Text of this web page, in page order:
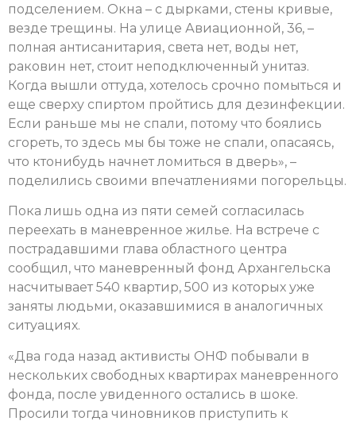
подселением. Окна – с дырками, стены кривые,
везде трещины. На улице Авиационной, 36, –
полная антисанитария, света нет, воды нет,
раковин нет, стоит неподключенный унитаз.
Когда вышли оттуда, хотелось срочно помыться и
еще сверху спиртом пройтись для дезинфекции.
Если раньше мы не спали, потому что боялись
сгореть, то здесь мы бы тоже не спали, опасаясь,
что ктонибудь начнет ломиться в дверь», –
поделились своими впечатлениями погорельцы.
Пока лишь одна из пяти семей согласилась
переехать в маневренное жилье. На встрече с
пострадавшими глава областного центра
сообщил, что маневренный фонд Архангельска
насчитывает 540 квартир, 500 из которых уже
заняты людьми, оказавшимися в аналогичных
ситуациях.
«Два года назад активисты ОНФ побывали в
нескольких свободных квартирах маневренного
фонда, после увиденного остались в шоке.
Просили тогда чиновников приступить к